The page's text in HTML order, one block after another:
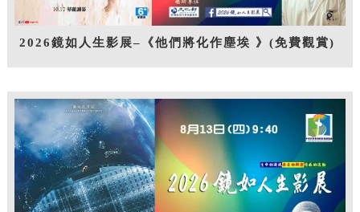
2026鏡如人生影展–《他們將化作塵埃 》(免費觀賞)